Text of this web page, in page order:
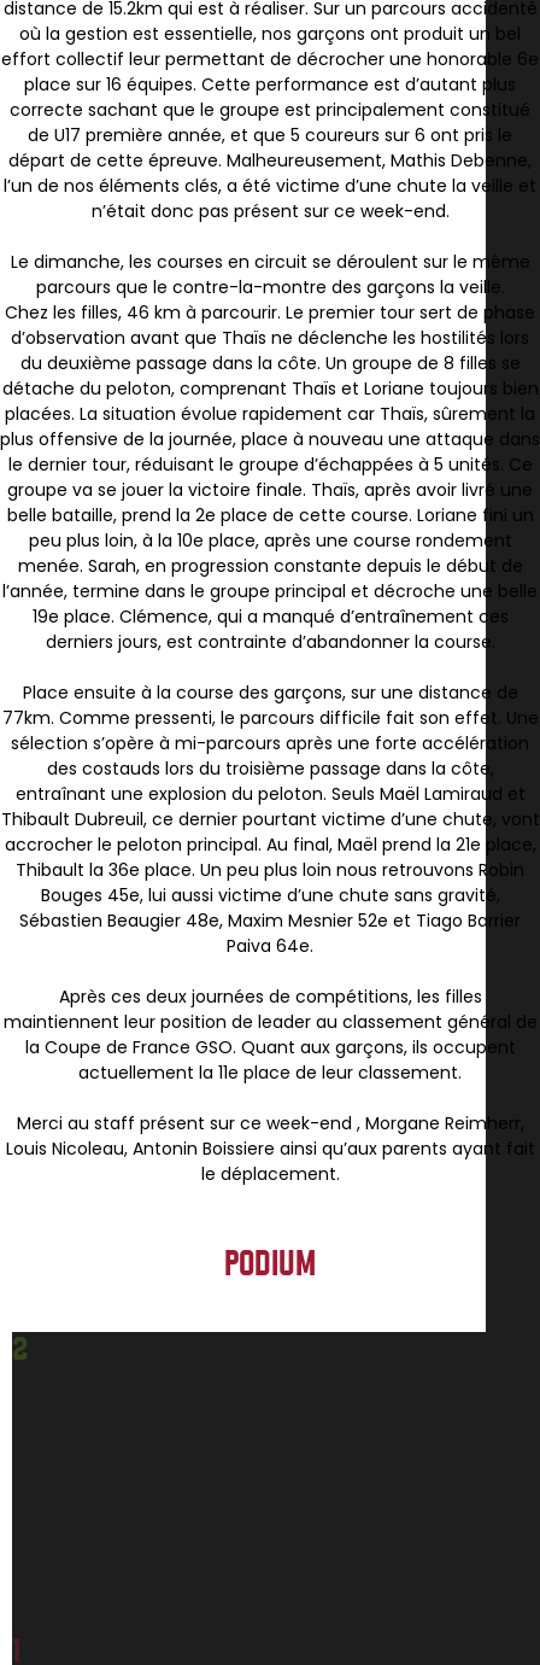
distance de 15.2km qui est à réaliser. Sur un parcours accidenté
où la gestion est essentielle, nos garçons ont produit un bel
effort collectif leur permettant de décrocher une honorable 6e
place sur 16 équipes. Cette performance est d’autant plus
correcte sachant que le groupe est principalement constitué
de U17 première année, et que 5 coureurs sur 6 ont pris le
départ de cette épreuve. Malheureusement, Mathis Debenne,
l’un de nos éléments clés, a été victime d’une chute la veille et
n’était donc pas présent sur ce week-end.
Le dimanche, les courses en circuit se déroulent sur le même
parcours que le contre-la-montre des garçons la veille.
Chez les filles, 46 km à parcourir. Le premier tour sert de phase
d’observation avant que Thaïs ne déclenche les hostilités lors
du deuxième passage dans la côte. Un groupe de 8 filles se
détache du peloton, comprenant Thaïs et Loriane toujours bien
placées. La situation évolue rapidement car Thaïs, sûrement la
plus offensive de la journée, place à nouveau une attaque dans
le dernier tour, réduisant le groupe d’échappées à 5 unités. Ce
groupe va se jouer la victoire finale. Thaïs, après avoir livré une
belle bataille, prend la 2e place de cette course. Loriane fini un
peu plus loin, à la 10e place, après une course rondement
menée. Sarah, en progression constante depuis le début de
l’année, termine dans le groupe principal et décroche une belle
19e place. Clémence, qui a manqué d’entraînement ces
derniers jours, est contrainte d’abandonner la course.
Place ensuite à la course des garçons, sur une distance de
77km. Comme pressenti, le parcours difficile fait son effet. Une
sélection s’opère à mi-parcours après une forte accélération
des costauds lors du troisième passage dans la côte,
entraînant une explosion du peloton. Seuls Maël Lamiraud et
Thibault Dubreuil, ce dernier pourtant victime d’une chute, vont
accrocher le peloton principal. Au final, Maël prend la 21e place,
Thibault la 36e place. Un peu plus loin nous retrouvons Robin
Bouges 45e, lui aussi victime d’une chute sans gravité,
Sébastien Beaugier 48e, Maxim Mesnier 52e et Tiago Barrier
Paiva 64e.
Après ces deux journées de compétitions, les filles
maintiennent leur position de leader au classement général de
la Coupe de France GSO. Quant aux garçons, ils occupent
actuellement la 11e place de leur classement.
Merci au staff présent sur ce week-end , Morgane Reimherr,
Louis Nicoleau, Antonin Boissiere ainsi qu’aux parents ayant fait
le déplacement.
PODIUM
2
1